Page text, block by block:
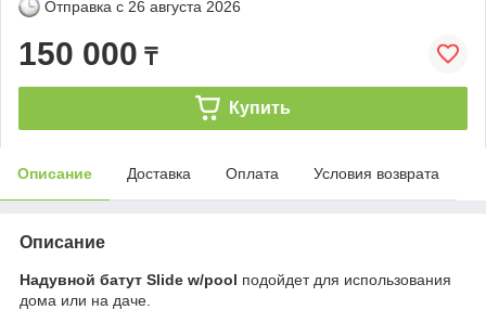
Отправка с 26 августа 2026
150 000 ₸
Купить
Описание Доставка Оплата Условия возврата
Описание
Надувной батут Slide w/pool подойдет для использования
дома или на даче.